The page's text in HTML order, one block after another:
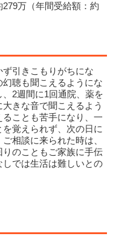
万（年間受給額：約
引きこもりがちにな
聴も聞こえるようにな
2週間に1回通院、薬を
きな音で聞こえるよう
ことも苦手になり、一
覚えられず、次の日に
相談に来られた時は、
のこともご家族に手伝
では生活は難しいとの